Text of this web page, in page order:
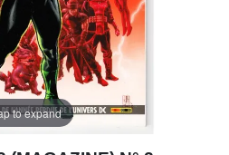
to expand